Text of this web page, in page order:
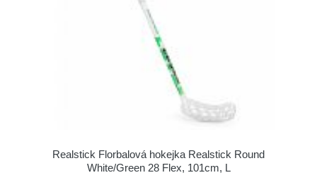
Realstick Florbalová hokejka Realstick Round
White/Green 28 Flex, 101cm, L